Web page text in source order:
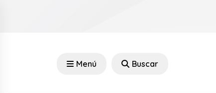
Menú Buscar